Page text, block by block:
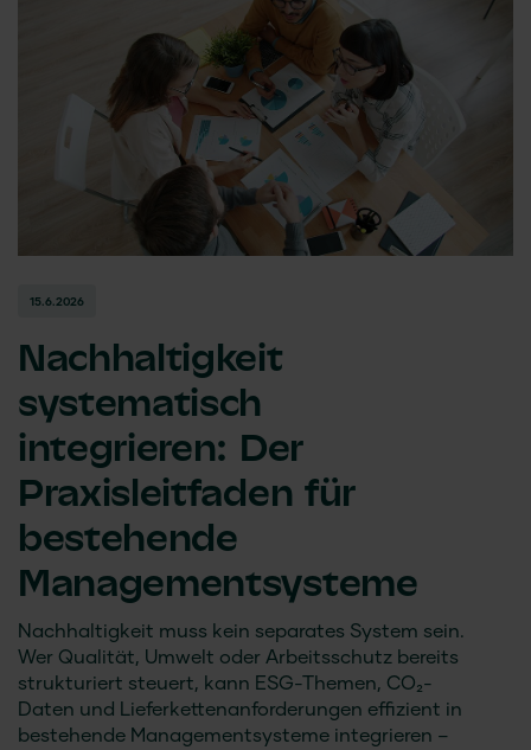
15.6.2026
Nachhaltigkeit
systematisch
integrieren: Der
Praxisleitfaden für
bestehende
Managementsysteme
Nachhaltigkeit muss kein separates System sein.
Wer Qualität, Umwelt oder Arbeitsschutz bereits
strukturiert steuert, kann ESG-Themen, CO₂-
Daten und Lieferkettenanforderungen effizient in
bestehende Managementsysteme integrieren –